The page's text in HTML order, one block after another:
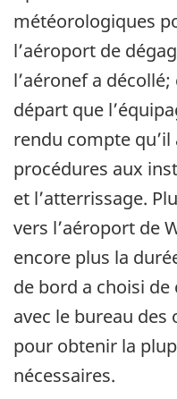
météorologiques
l’aéroport de
l’aéronef a décollé;
départ que
rendu compte
procédures aux
et l’atterrissage.
vers l’aéroport de
encore plus la
de bord a choisi
avec le bureau des
pour obtenir la
nécessaires.